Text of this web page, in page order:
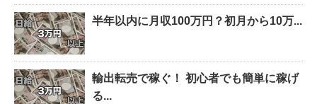
半年以内に月収100万円？初月から10万...
輸出転売で稼ぐ！ 初心者でも簡単に稼げ
る...